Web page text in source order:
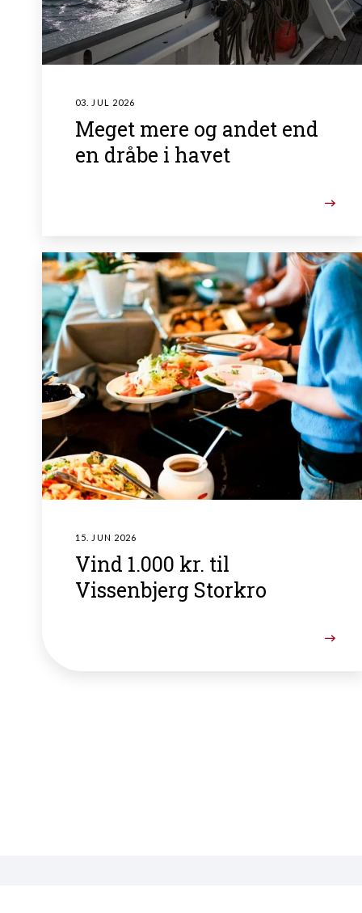
03. JUL 2026
Meget mere og andet end
en dråbe i havet
15. JUN 2026
Vind 1.000 kr. til
Vissenbjerg Storkro